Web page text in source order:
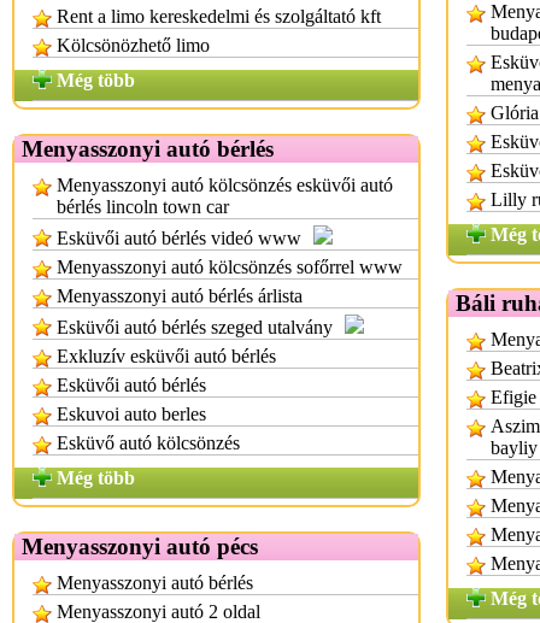
Rent a limo kereskedelmi és szolgáltató kft
Kölcsönözhető limo
Még több
Menyasszonyi autó bérlés
Menyasszonyi autó kölcsönzés esküvői autó
bérlés lincoln town car
Esküvői autó bérlés videó www
Menyasszonyi autó kölcsönzés sofőrrel www
Menyasszonyi autó bérlés árlista
Esküvői autó bérlés szeged utalvány
Exkluzív esküvői autó bérlés
Esküvői autó bérlés
Eskuvoi auto berles
Esküvő autó kölcsönzés
Még több
Menyasszonyi autó pécs
Menyasszonyi autó bérlés
Menyasszonyi autó 2 oldal
Lilly
Még
Báli
Efigie
bayliy
Még